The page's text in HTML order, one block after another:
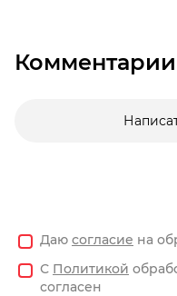
Комментарии
Даю согласие на
С Политикой
согласен